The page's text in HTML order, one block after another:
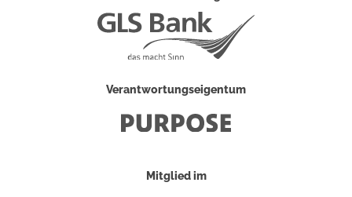
Verantwortungseigentum
Mitglied im